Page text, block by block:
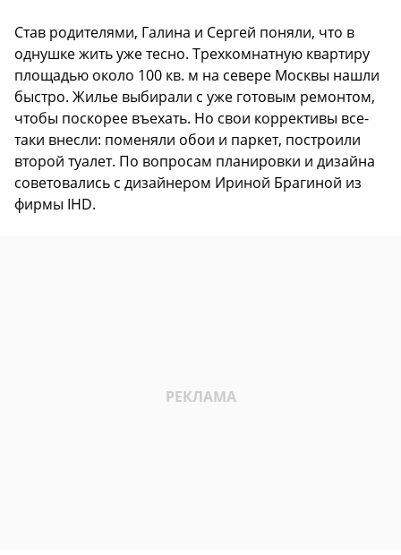
Став родителями, Галина и Сергей поняли, что в
однушке жить уже тесно. Трехкомнатную квартиру
площадью около 100 кв. м на севере Москвы нашли
быстро. Жилье выбирали с уже готовым ремонтом,
чтобы поскорее въехать. Но свои коррективы все-
таки внесли: поменяли обои и паркет, построили
второй туалет. По вопросам планировки и дизайна
советовались с дизайнером Ириной Брагиной из
фирмы IHD.